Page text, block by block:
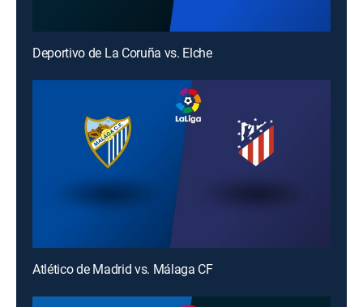
Deportivo de La Coruña vs. Elche
Atlético de Madrid vs. Málaga CF